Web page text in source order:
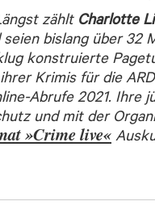
zählt Charlotte
bislang über 32
konstruierte
Krimis für die
Abrufe 2021. Ihre
und mit der
»Crime live«